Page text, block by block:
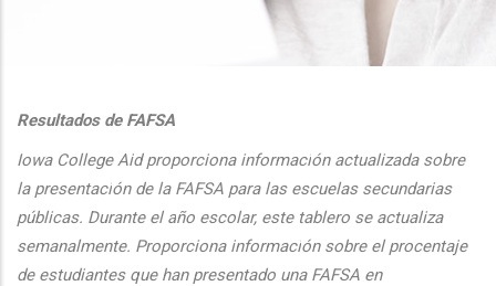
Resultados de FAFSA
Iowa College Aid proporciona información actualizada sobre
la presentación de la FAFSA para las escuelas secundarias
públicas. Durante el año escolar, este tablero se actualiza
semanalmente. Proporciona información sobre el procentaje
de estudiantes que han presentado una FAFSA en